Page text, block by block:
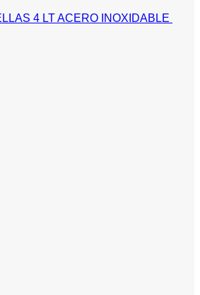
4 LT ACERO INOXIDABLE